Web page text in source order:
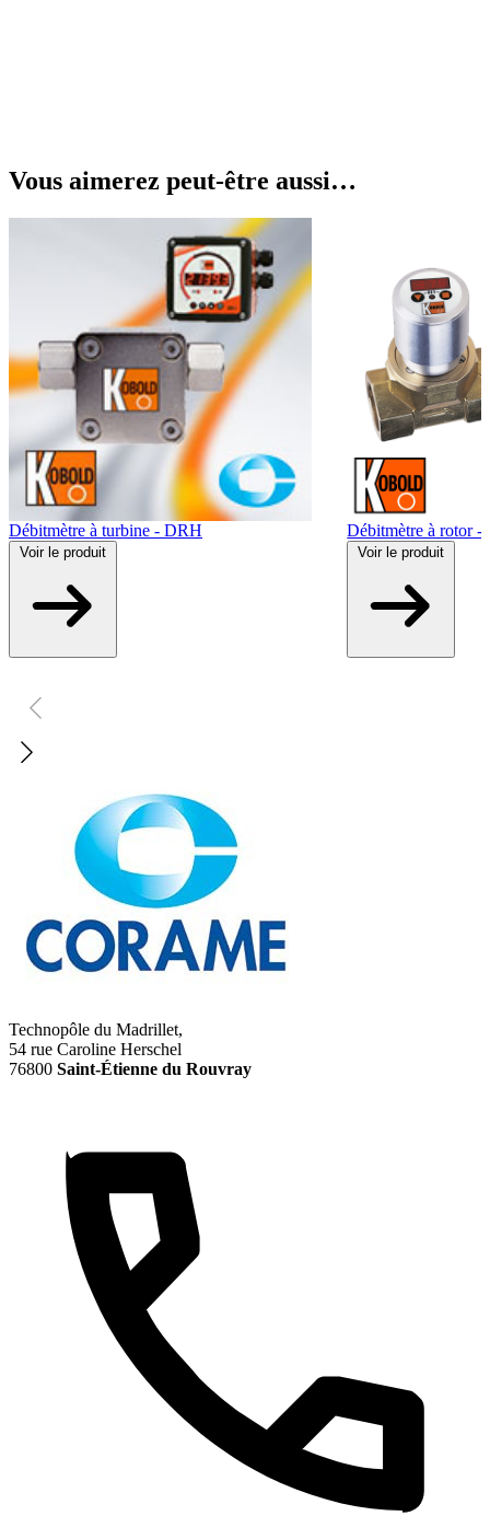
Vous aimerez peut-être aussi…
Débitmètre à turbine - DRH
Voir le produit
Débitmètre à rotor -
Voir le produit
Technopôle du Madrillet,
54 rue Caroline Herschel
76800 Saint-Étienne du Rouvray